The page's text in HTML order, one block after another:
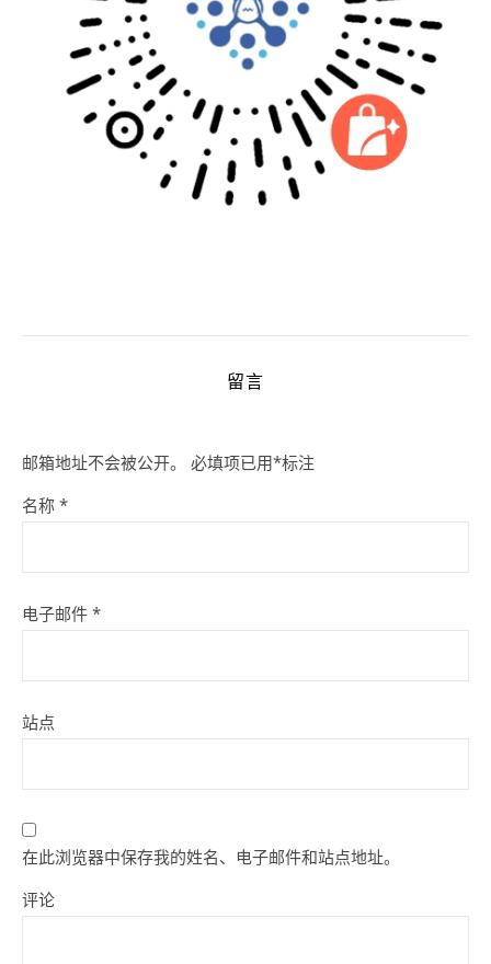
留言
邮箱地址不会被公开。 必填项已用*标注
名称 *
电子邮件 *
站点
在此浏览器中保存我的姓名、电子邮件和站点地址。
评论